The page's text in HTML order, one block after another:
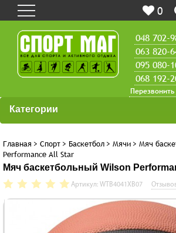
0
048 702-
063 820-
095 080-
068 192-
Категории
Главная > Спорт > Баскетбол > Мячи > Мяч
Performance All Star
Мяч баскетбольный Wilson
Артикул: WTB4041XB07